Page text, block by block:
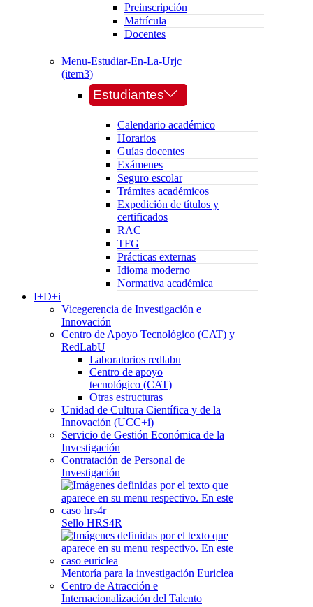
Preinscripción
Matrícula
Docentes
Menu-Estudiar-En-La-Urjc
(item3)
Estudiantes
Calendario académico
Horarios
Guías docentes
Exámenes
Seguro escolar
Trámites académicos
Expedición de títulos y
certificados
RAC
TFG
Prácticas externas
Idioma moderno
Normativa académica
I+D+i
Vicegerencia de Investigación e
Innovación
Centro de Apoyo Tecnológico (CAT) y
RedLabU
Laboratorios redlabu
Centro de apoyo
tecnológico (CAT)
Otras estructuras
Unidad de Cultura Científica y de la
Innovación (UCC+i)
Servicio de Gestión Económica de la
Investigación
Contratación de Personal de
Investigación
Sello HRS4R
Mentoría para la investigación Euriclea
Centro de Atracción e
Internacionalización del Talento